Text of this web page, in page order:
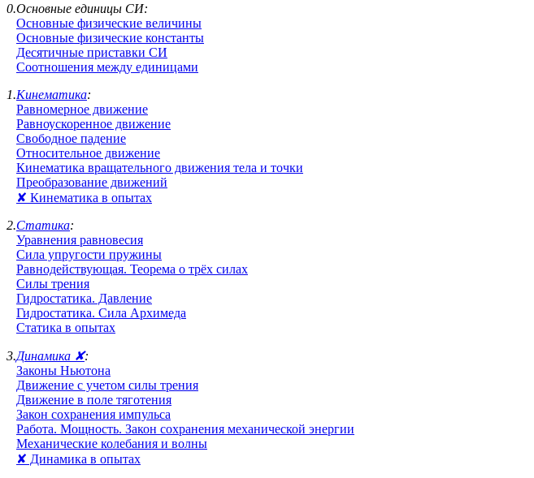
0.Основные единицы СИ:
Основные физические величины
Основные физические константы
Десятичные приставки СИ
Соотношения между единицами
1.Кинематика:
Равномерное движение
Равноускоренное движение
Свободное падение
Относительное движение
Кинематика вращательного движения тела и точки
Преобразование движений
✘ Кинематика в опытах
2.Статика:
Уравнения равновесия
Сила упругости пружины
Равнодействующая. Теорема о трёх силах
Силы трения
Гидростатика. Давление
Гидростатика. Сила Архимеда
Статика в опытах
3.Динамика ✘:
Законы Ньютона
Движение с учетом силы трения
Движение в поле тяготения
Закон сохранения импульса
Работа. Мощность. Закон сохранения механической энергии
Механические колебания и волны
✘ Динамика в опытах